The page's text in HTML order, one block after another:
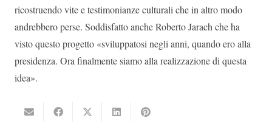
ricostruendo vite e testimonianze culturali che in altro modo
andrebbero perse. Soddisfatto anche Roberto Jarach che ha
visto questo progetto «sviluppatosi negli anni, quando ero alla
presidenza. Ora finalmente siamo alla realizzazione di questa
idea».